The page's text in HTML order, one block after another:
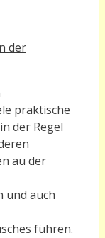
der
praktische
der Regel
au der
und auch
führen.